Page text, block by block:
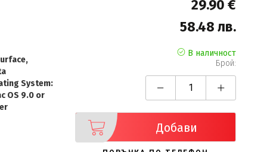
System:
OS 9.0 or
29.90 €
58.48 лв.
В наличност
Брой:
Добави